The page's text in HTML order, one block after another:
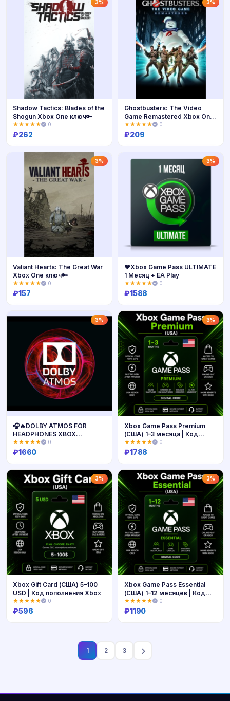
3%
Shadow Tactics: Blades of the
Shogun Xbox One ключ🔑
★★★★★ 0
₽262
3%
Купить
Ghostbusters: The Video
Game Remastered Xbox One
ключ🔑
★★★★★ 0
₽209
3%
Купить
Valiant Hearts: The Great War
Xbox One ключ🔑
★★★★★ 0
₽157
3%
Купить
❤️Xbox Game Pass ULTIMATE
1 Месяц + EA Play
★★★★★ 0
₽1588
3%
Купить
🎧🔥DOLBY ATMOS FOR
HEADPHONES XBOX
ONE/X|S/WIN🔑КЛЮЧ🔥
★★★★★ 0
₽1660
3%
Купить
Xbox Game Pass Premium
(США) 1–3 месяца | Код
активации Xbox
★★★★★ 0
₽1788
3%
Xbox Gift Card (США) 5–100
USD | Код пополнения Xbox
★★★★★ 0
₽596
3%
Xbox Game Pass Essential
(США) 1–12 месяцев | Код
активации Xbox
★★★★★ 0
₽1190
1 2 3